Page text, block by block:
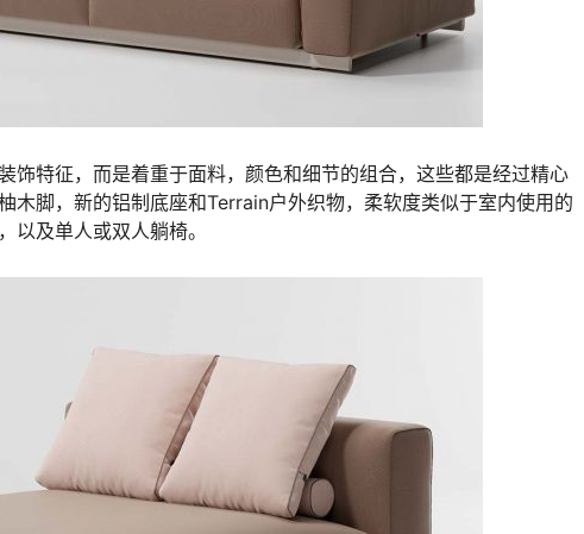
饰特征，而是着重于面料，颜色和细节的组合，这些都是经过精心
木脚，新的铝制底座和Terrain户外织物，柔软度类似于室内使用的
以及单人或双人躺椅。